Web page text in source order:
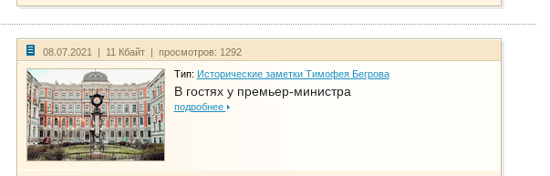
08.07.2021 | 11 Кбайт | просмотров: 1292
Тип: Исторические заметки Тимофея Бегрова
В гостях у премьер-министра
подробнее